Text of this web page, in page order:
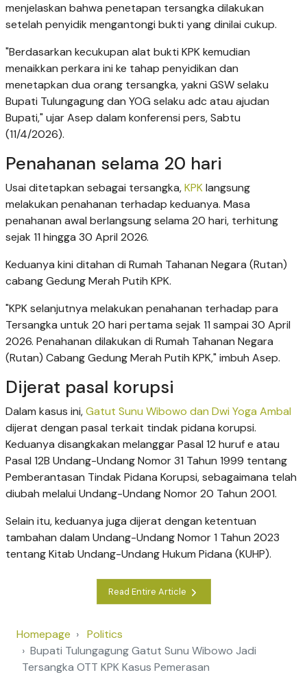
menjelaskan bahwa penetapan tersangka dilakukan
setelah penyidik mengantongi bukti yang dinilai cukup.
"Berdasarkan kecukupan alat bukti KPK kemudian
menaikkan perkara ini ke tahap penyidikan dan
menetapkan dua orang tersangka, yakni GSW selaku
Bupati Tulungagung dan YOG selaku adc atau ajudan
Bupati," ujar Asep dalam konferensi pers, Sabtu
(11/4/2026).
Penahanan selama 20 hari
Usai ditetapkan sebagai tersangka,KPKlangsung
melakukan penahanan terhadap keduanya. Masa
penahanan awal berlangsung selama 20 hari, terhitung
sejak 11 hingga 30 April 2026.
Keduanya kini ditahan di Rumah Tahanan Negara (Rutan)
cabang Gedung Merah Putih KPK.
"KPK selanjutnya melakukan penahanan terhadap para
Tersangka untuk 20 hari pertama sejak 11 sampai 30 April
2026. Penahanan dilakukan di Rumah Tahanan Negara
(Rutan) Cabang Gedung Merah Putih KPK," imbuh Asep.
Dijerat pasal korupsi
Dalam kasus ini,Gatut Sunu Wibowo dan Dwi Yoga Ambal
dijerat dengan pasal terkait tindak pidana korupsi.
Keduanya disangkakan melanggar Pasal 12 huruf e atau
Pasal 12B Undang-Undang Nomor 31 Tahun 1999 tentang
Pemberantasan Tindak Pidana Korupsi, sebagaimana telah
diubah melalui Undang-Undang Nomor 20 Tahun 2001.
Selain itu, keduanya juga dijerat dengan ketentuan
tambahan dalam Undang-Undang Nomor 1 Tahun 2023
tentang Kitab Undang-Undang Hukum Pidana (KUHP).
Read Entire Article
Homepage
Politics
Bupati Tulungagung Gatut Sunu Wibowo Jadi
Tersangka OTT KPK Kasus Pemerasan